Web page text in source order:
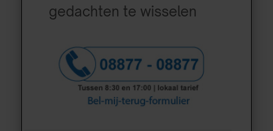
gedachten te wisselen